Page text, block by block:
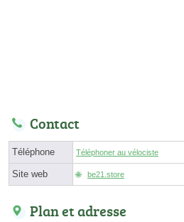
Contact
Téléphone Téléphoner au vélociste
Site web be21.store
Plan et adresse